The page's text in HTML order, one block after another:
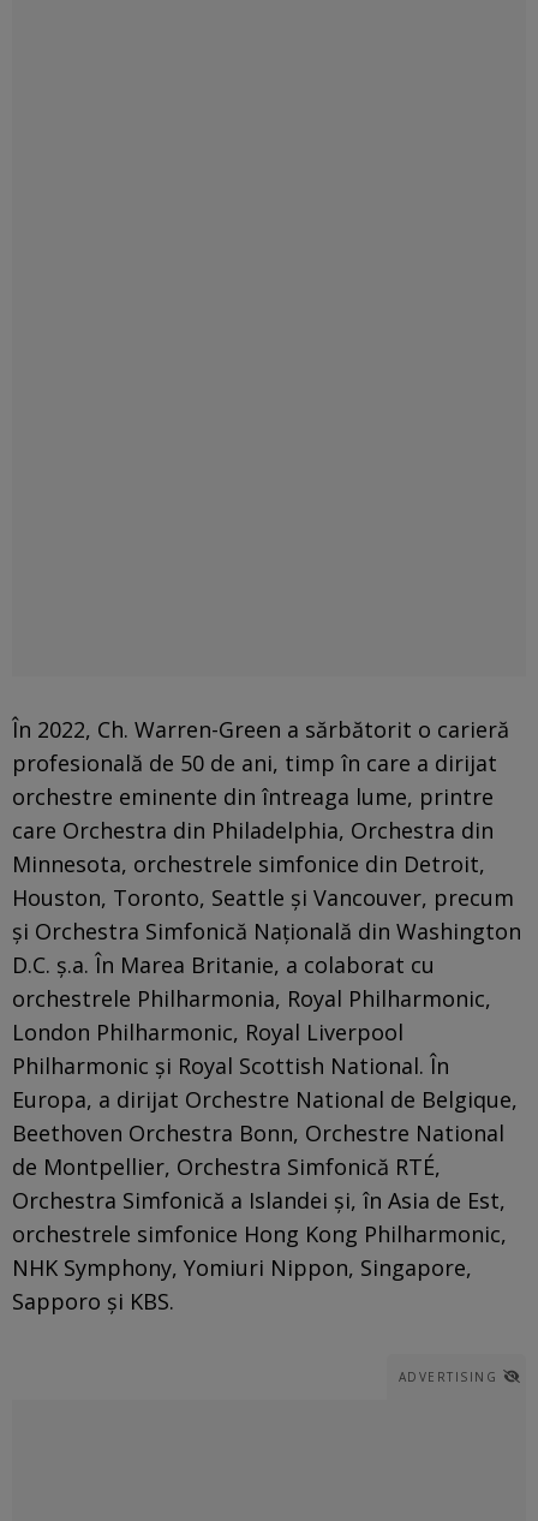
În 2022, Ch. Warren-Green a sărbătorit o carieră
profesională de 50 de ani, timp în care a dirijat
orchestre eminente din întreaga lume, printre
care Orchestra din Philadelphia, Orchestra din
Minnesota, orchestrele simfonice din Detroit,
Houston, Toronto, Seattle și Vancouver, precum
și Orchestra Simfonică Națională din Washington
D.C. ș.a. În Marea Britanie, a colaborat cu
orchestrele Philharmonia, Royal Philharmonic,
London Philharmonic, Royal Liverpool
Philharmonic și Royal Scottish National. În
Europa, a dirijat Orchestre National de Belgique,
Beethoven Orchestra Bonn, Orchestre National
de Montpellier, Orchestra Simfonică RTÉ,
Orchestra Simfonică a Islandei și, în Asia de Est,
orchestrele simfonice Hong Kong Philharmonic,
NHK Symphony, Yomiuri Nippon, Singapore,
Sapporo și KBS.
ADVERTISING